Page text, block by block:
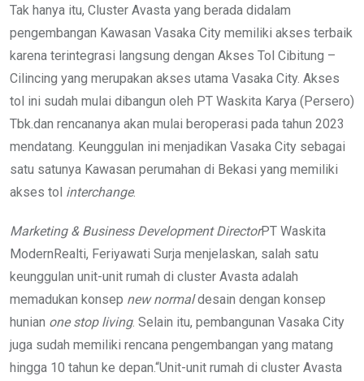
Tak hanya itu, Cluster Avasta yang berada didalam
pengembangan Kawasan Vasaka City memiliki akses terbaik
karena terintegrasi langsung dengan Akses Tol Cibitung –
Cilincing yang merupakan akses utama Vasaka City. Akses
tol ini sudah mulai dibangun oleh PT Waskita Karya (Persero)
Tbk.dan rencananya akan mulai beroperasi pada tahun 2023
mendatang. Keunggulan ini menjadikan Vasaka City sebagai
satu satunya Kawasan perumahan di Bekasi yang memiliki
akses tol interchange.
Marketing & Business Development DirectorPT Waskita
ModernRealti, Feriyawati Surja menjelaskan, salah satu
keunggulan unit-unit rumah di cluster Avasta adalah
memadukan konsep new normaldesain dengan konsep
hunian one stop living. Selain itu, pembangunan Vasaka City
juga sudah memiliki rencana pengembangan yang matang
hingga 10 tahun ke depan.“Unit-unit rumah di cluster Avasta